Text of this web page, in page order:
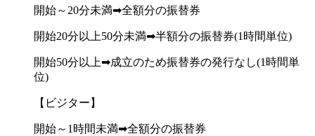
開始～20分未満➡全額分の振替券
開始20分以上50分未満➡半額分の振替券(1時間単位)
開始50分以上➡成立のため振替券の発行なし(1時間単
位)
【ビジター】
開始～1時間未満➡全額分の振替券